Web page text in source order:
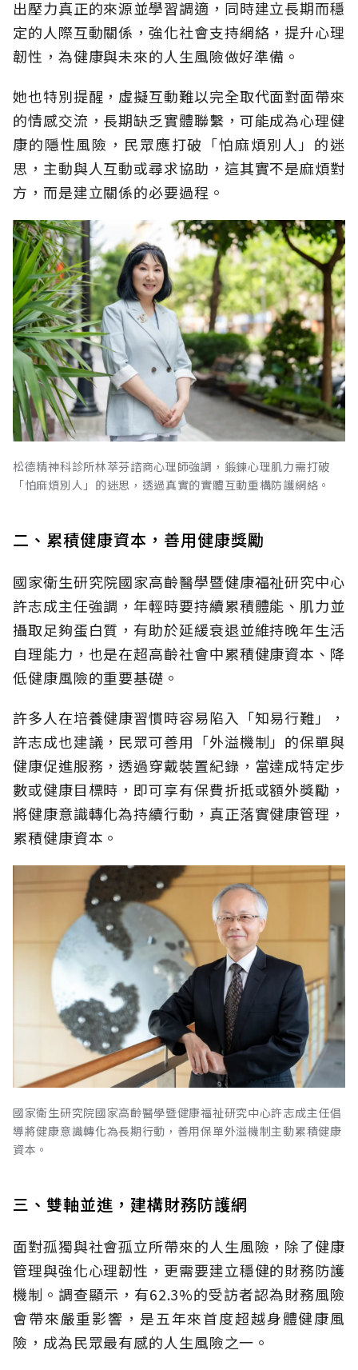
出壓力真正的來源並學習調適，同時建立長期而穩
定的人際互動關係，強化社會支持網絡，提升心理
韌性，為健康與未來的人生風險做好準備。
她也特別提醒，虛擬互動難以完全取代面對面帶來
的情感交流，長期缺乏實體聯繫，可能成為心理健
康的隱性風險，民眾應打破「怕麻煩別人」的迷
思，主動與人互動或尋求協助，這其實不是麻煩對
方，而是建立關係的必要過程。
松德精神科診所林萃芬諮商心理師強調，鍛鍊心理肌力需打破
「怕麻煩別人」的迷思，透過真實的實體互動重構防護網絡。
二、累積健康資本，善用健康獎勵
國家衛生研究院國家高齡醫學暨健康福祉研究中心
許志成主任強調，年輕時要持續累積體能、肌力並
攝取足夠蛋白質，有助於延緩衰退並維持晚年生活
自理能力，也是在超高齡社會中累積健康資本、降
低健康風險的重要基礎。
許多人在培養健康習慣時容易陷入「知易行難」，
許志成也建議，民眾可善用「外溢機制」的保單與
健康促進服務，透過穿戴裝置紀錄，當達成特定步
數或健康目標時，即可享有保費折抵或額外獎勵，
將健康意識轉化為持續行動，真正落實健康管理，
累積健康資本。
國家衛生研究院國家高齡醫學暨健康福祉研究中心許志成主任倡
導將健康意識轉化為長期行動，善用保單外溢機制主動累積健康
資本。
三、雙軸並進，建構財務防護網
面對孤獨與社會孤立所帶來的人生風險，除了健康
管理與強化心理韌性，更需要建立穩健的財務防護
機制。調查顯示，有62.3%的受訪者認為財務風險
會帶來嚴重影響，是五年來首度超越身體健康風
險，成為民眾最有感的人生風險之一。